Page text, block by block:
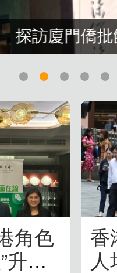
探訪廈門僑批
角色
升級
香